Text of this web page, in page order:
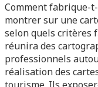
Comment fabrique-
montrer sur une
selon quels critères
réunira des
professionnels
réalisation des